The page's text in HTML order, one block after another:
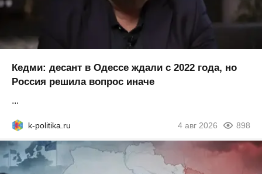
Кедми: десант в Одессе ждали с 2022 года, но
Россия решила вопрос иначе
...
k-politika.ru 4 авг 2026 898